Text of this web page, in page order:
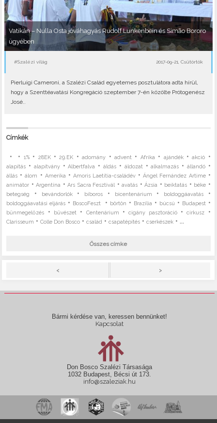
Vatikán – Nulla Osta jóváhagyás Rudolf Lunkenbein és Simão Bororo
ügyében
#Szalézi világ 2017-09-21, Csütörtök
Pierluigi Cameroni, a Szalézi Család egyetemes posztulátora adta hírül,
hogy a Szenttéavatási Kongregáció szeptember 7-én közölte Prótogenész
José..
Címkék
• • 1%• 28EK•29.EK •adomány •advent • Afrika • ajándék•akció •
alapítás • alapítvány•Albertfalva •áldás • áldozat •alkalmazás • állandó•
állás •álom • Amerika • Amoris Laetitia-családév •Ángel Fernández Artime•
animátor •Argentína •Ars Sacra Fesztivál •avatás •Ázsia • beiktatás • béke •
betegség • bevándorlók• bíboros • bicentenárium • boldoggáavatás•
boldoggáavatási eljárás • BoscoFeszt • börtön • Brazília • búcsú • Budapest •
bűnmegelőzés • bűvészet • Centenárium •cigány pasztoráció•cirkusz •
Clarisseum •Colle Don Bosco •család •csapatépítés •cserkészek • ...
Összes címke
< >
Bármi kérdése van, keressen bennünket!
Kapcsolat
Don Bosco Szalézi Társasága
1032 Budapest, Bécsi út 173.
info@szaleziak.hu